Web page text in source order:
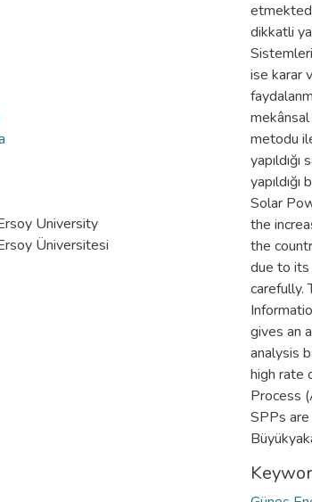
University
Üniversitesi
dikkatli
ise karar
metodu
Solar
the
the
due to its
carefully.
gives an
analysis
high rate
Process
SPPs